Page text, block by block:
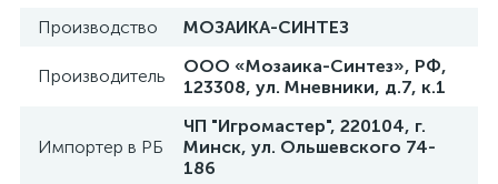
Производство
МОЗАИКА-СИНТЕЗ
Производитель
ООО «Мозаика-Синтез», РФ,
123308, ул. Мневники, д.7, к.1
Импортер в РБ
ЧП "Игромастер", 220104, г.
Минск, ул. Ольшевского 74-
186